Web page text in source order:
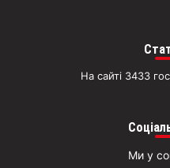
На сайті 3433
Ми у